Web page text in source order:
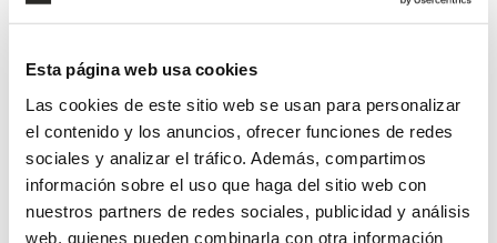
Esta página web usa cookies
Las cookies de este sitio web se usan para personalizar
el contenido y los anuncios, ofrecer funciones de redes
sociales y analizar el tráfico. Además, compartimos
información sobre el uso que haga del sitio web con
nuestros partners de redes sociales, publicidad y análisis
web, quienes pueden combinarla con otra información
¿Has olvidado tu contraseña?